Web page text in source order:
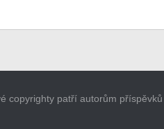
copyrighty patří autorům